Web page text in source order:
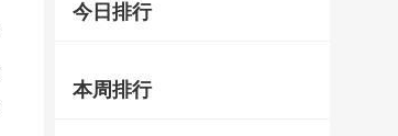
今日排行
本周排行